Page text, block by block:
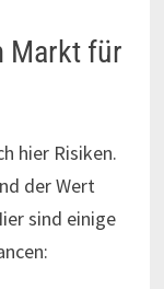
Markt für
hier Risiken.
der Wert
sind einige